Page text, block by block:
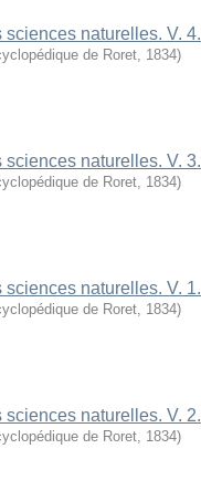
naturelles. V. 4.
de Roret, 1834)
naturelles. V. 3.
de Roret, 1834)
naturelles. V. 1.
de Roret, 1834)
naturelles. V. 2.
de Roret, 1834)